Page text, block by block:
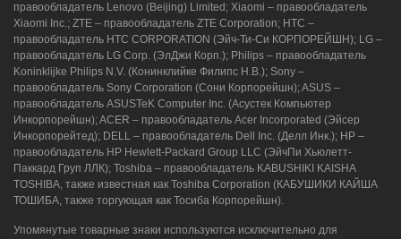
8 (964) 914-44-74(с 9:00 до 20:00)
правообладатель Lenovo (Beijing) Limited; Xiaomi – правообладатель
Xiaomi Inc.; ZTE – правообладатель ZTE Corporation; HTC –
правообладатель HTC CORPORATION (Эйч-Ти-Си КОРПОРЕЙШН); LG –
правообладатель LG Corp. (ЭлДжи Корп.); Philips – правообладатель
Koninklijke Philips N.V. (Конинклийке Филипс Н.В.); Sony –
правообладатель Sony Corporation (Сони Корпорейшн); ASUS –
правообладатель ASUSTeK Computer Inc. (Асустек Компьютер
Инкорпорейшн); ACER – правообладатель Acer Incorporated (Эйсер
Инкорпорейтед); DELL – правообладатель Dell Inc. (Делл Инк.); HP –
правообладатель HP Hewlett-Packard Group LLC (ЭйчПи Хьюлетт-
Паккард Груп ЛЛК); Toshiba – правообладатель KABUSHIKI KAISHA
TOSHIBA, также известная как Toshiba Corporation (КАБУШИКИ КАЙША
ТОШИБА, также торгующая как Тосиба Корпорейшн).
Упомянутые товарные знаки используются исключительно для